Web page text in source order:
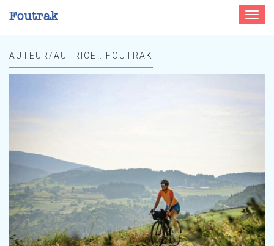
Toggle
AUTEUR/AUTRICE : FOUTRAK